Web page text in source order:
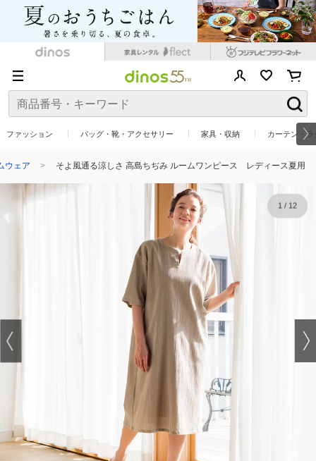
ファッション バッグ・靴・アクセサリー 家具・収納 カーテン・
ウェア そよ風通る涼しさ 高島ちぢみ ルームワンピース レディース夏用
1/ 12